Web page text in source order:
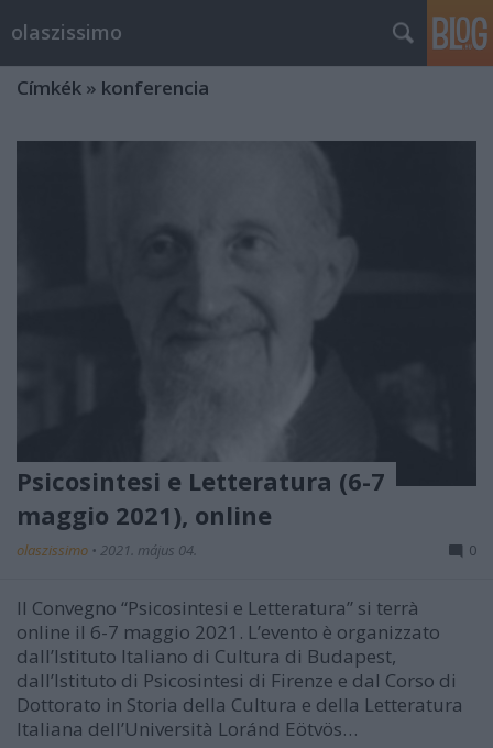
olaszissimo
Címkék » konferencia
Psicosintesi e Letteratura (6-7
maggio 2021), online
olaszissimo • 2021. május 04. 0
Il Convegno “Psicosintesi e Letteratura” si terrà
online il 6-7 maggio 2021. L’evento è organizzato
dall’Istituto Italiano di Cultura di Budapest,
dall’Istituto di Psicosintesi di Firenze e dal Corso di
Dottorato in Storia della Cultura e della Letteratura
Italiana dell’Università Loránd Eötvös…